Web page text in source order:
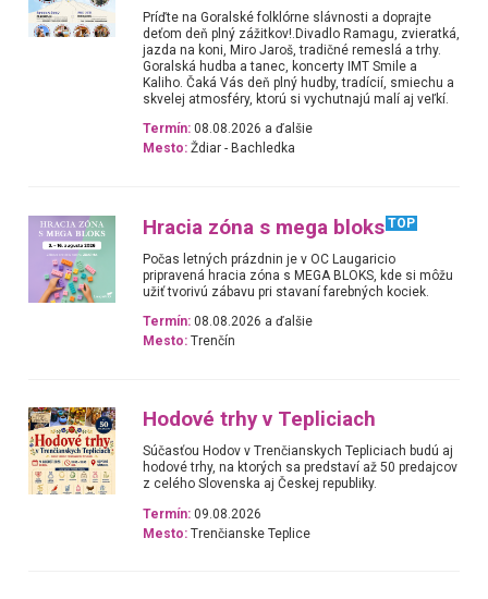
Príďte na Goralské folklórne slávnosti a doprajte
deťom deň plný zážitkov!.Divadlo Ramagu, zvieratká,
jazda na koni, Miro Jaroš, tradičné remeslá a trhy.
Goralská hudba a tanec, koncerty IMT Smile a
Kaliho. Čaká Vás deň plný hudby, tradícií, smiechu a
skvelej atmosféry, ktorú si vychutnajú malí aj veľkí.
Termín: 08.08.2026 a ďalšie
Mesto: Ždiar - Bachledka
Hracia zóna s mega bloks TOP
Počas letných prázdnin je v OC Laugaricio
pripravená hracia zóna s MEGA BLOKS, kde si môžu
užiť tvorivú zábavu pri stavaní farebných kociek.
Termín: 08.08.2026 a ďalšie
Mesto: Trenčín
Hodové trhy v Tepliciach
Súčasťou Hodov v Trenčianskych Tepliciach budú aj
hodové trhy, na ktorých sa predstaví až 50 predajcov
z celého Slovenska aj Českej republiky.
Termín: 09.08.2026
Mesto: Trenčianske Teplice